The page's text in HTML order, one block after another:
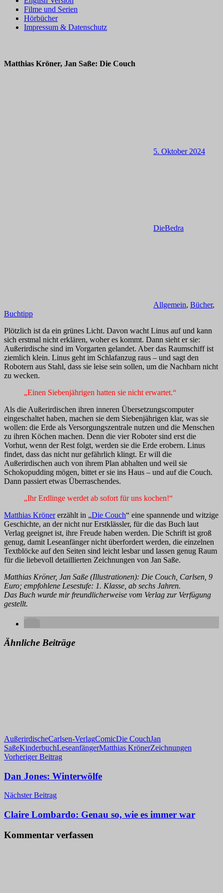
Filme und Serien
Hörbücher
Impressum & Datenschutz
Matthias Kröner, Jan Saße: Die Couch
5. Oktober 2024
DieBedra
Allgemein, Bücher,
Buchtipp
Plötzlich ist da ein grünes Licht. Davon wacht Linus auf und kann
sich erstmal nicht erklären, woher es kommt. Dann sieht er sie:
Außerirdische sind im Vorgarten gelandet. Aber das Raumschiff ist
ziemlich klein. Linus geht im Schlafanzug raus – und sagt den
Robotern aus Stahl, dass sie leise sein sollen, um die Nachbarn nicht
zu wecken.
„Einen Siebenjährigen hatten sie nicht erwartet.“
Als die Außerirdischen ihren inneren Übersetzungscomputer
eingeschaltet haben, machen sie dem Siebenjährigen klar, was sie
wollen: die Erde als Versorgungszentrale nutzen und die Menschen
zu ihren Köchen machen. Denn die vier Roboter sind erst die
Vorhut, wenn der Rest folgt, werden sie die Erde erobern. Linus
findet, dass das nicht nur gefährlich klingt. Er will die
Außerirdischen auch von ihrem Plan abhalten und weil sie
Schokopudding mögen, bittet er sie ins Haus – und auf die Couch.
Dann passiert etwas Überraschendes.
„Ihr Erdlinge werdet ab sofort für uns kochen!“
Matthias Krönererzählt in „Die Couch“ eine spannende und witzige
Geschichte, an der nicht nur Erstklässler, für die das Buch laut
Verlag geeignet ist, ihre Freude haben werden. Die Schrift ist groß
genug, damit Leseanfänger nicht überfordert werden, die einzelnen
Textblöcke auf den Seiten sind leicht lesbar und lassen genug Raum
für die liebevoll detaillierten Zeichnungen von Jan Saße.
Matthias Kröner, Jan Saße (Illustrationen): Die Couch, Carlsen, 9
Euro; empfohlene Lesestufe: 1. Klasse, ab sechs Jahren.
Das Buch wurde mir freundlicherweise vom Verlag zur Verfügung
gestellt.
Ähnliche Beiträge
AußerirdischeCarlsen-VerlagComicDie CouchJan
SaßeKinderbuchLeseanfängerMatthias KrönerZeichnungen
Beitragsnavigation
Vorheriger Beitrag
Dan Jones: Winterwölfe
Nächster Beitrag
Claire Lombardo: Genau so, wie es immer war
Kommentar verfassen